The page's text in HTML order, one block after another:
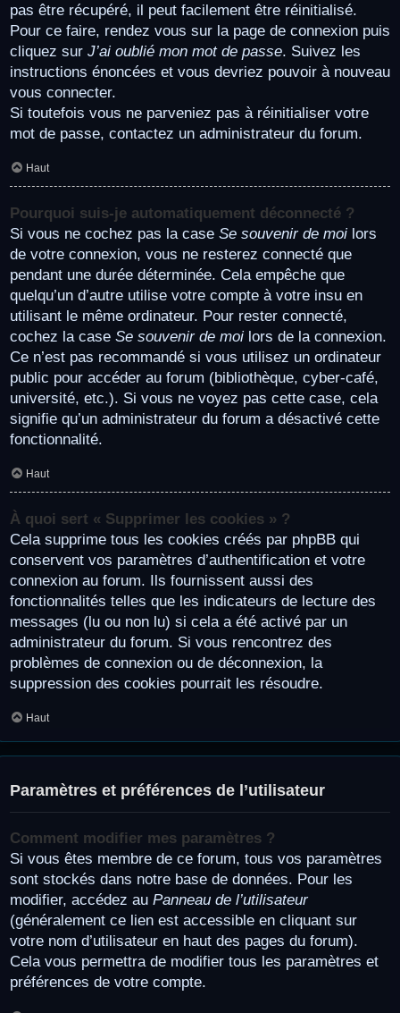
pas être récupéré, il peut facilement être réinitialisé.
Pour ce faire, rendez vous sur la page de connexion puis
cliquez sur J’ai oublié mon mot de passe. Suivez les
instructions énoncées et vous devriez pouvoir à nouveau
vous connecter.
Si toutefois vous ne parveniez pas à réinitialiser votre
mot de passe, contactez un administrateur du forum.
Haut
Pourquoi suis-je automatiquement déconnecté ?
Si vous ne cochez pas la case Se souvenir de moi lors
de votre connexion, vous ne resterez connecté que
pendant une durée déterminée. Cela empêche que
quelqu’un d’autre utilise votre compte à votre insu en
utilisant le même ordinateur. Pour rester connecté,
cochez la case Se souvenir de moi lors de la connexion.
Ce n’est pas recommandé si vous utilisez un ordinateur
public pour accéder au forum (bibliothèque, cyber-café,
université, etc.). Si vous ne voyez pas cette case, cela
signifie qu’un administrateur du forum a désactivé cette
fonctionnalité.
Haut
À quoi sert « Supprimer les cookies » ?
Cela supprime tous les cookies créés par phpBB qui
conservent vos paramètres d’authentification et votre
connexion au forum. Ils fournissent aussi des
fonctionnalités telles que les indicateurs de lecture des
messages (lu ou non lu) si cela a été activé par un
administrateur du forum. Si vous rencontrez des
problèmes de connexion ou de déconnexion, la
suppression des cookies pourrait les résoudre.
Haut
Paramètres et préférences de l’utilisateur
Comment modifier mes paramètres ?
Si vous êtes membre de ce forum, tous vos paramètres
sont stockés dans notre base de données. Pour les
modifier, accédez au Panneau de l’utilisateur
(généralement ce lien est accessible en cliquant sur
votre nom d’utilisateur en haut des pages du forum).
Cela vous permettra de modifier tous les paramètres et
préférences de votre compte.